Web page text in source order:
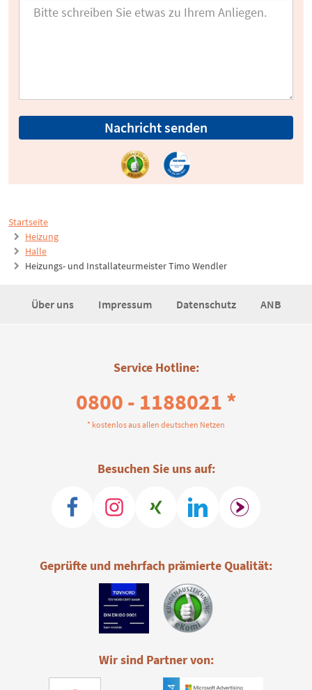
Startseite
Heizung
Halle
Heizungs- und Installateurmeister Timo Wendler
Nachricht senden
Über uns Impressum Datenschutz ANB
Service Hotline:
0800 - 1188021 *
* kostenlos aus allen deutschen Netzen
Besuchen Sie uns auf:
Geprüfte und mehrfach prämierte Qualität:
Wir sind Partner von: